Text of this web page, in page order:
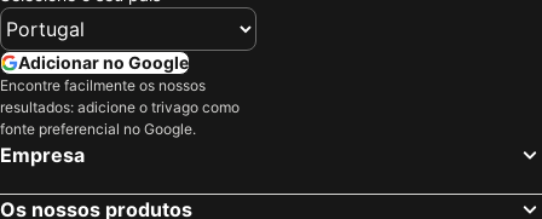
Adicionar no Google
Encontre facilmente os nossos
resultados: adicione o trivago como
fonte preferencial no Google.
Empresa
Os nossos produtos